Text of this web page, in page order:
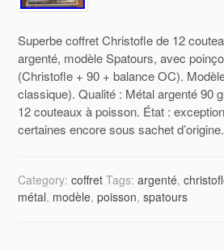
Superbe coffret Christofle de 12
argenté, modèle Spatours, avec
(Christofle + 90 + balance OC).
classique). Qualité : Métal argenté 90
12 couteaux à poisson. État :
certaines encore sous sachet
Category:coffret Tags:argenté,
métal, modèle,poisson,spatours